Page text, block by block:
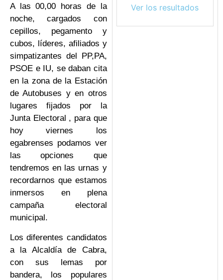
A las 00,00 horas de la
noche, cargados con
cepillos, pegamento y
cubos, líderes, afiliados y
simpatizantes del PP,PA,
PSOE e IU, se daban cita
en la zona de la Estación
de Autobuses y en otros
lugares fijados por la
Junta Electoral , para que
hoy viernes los
egabrenses podamos ver
las opciones que
tendremos en las urnas y
recordarnos que estamos
inmersos en plena
campaña electoral
municipal.
Los diferentes candidatos
a la Alcaldía de Cabra,
con sus lemas por
bandera, los populares
Ver los resultados